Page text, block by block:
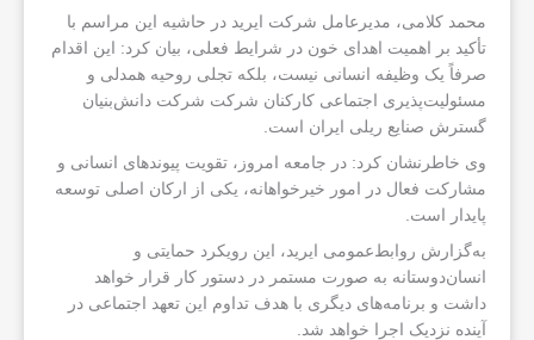
محمد کلامی، مدیرعامل شرکت ایرید در حاشیه این مراسم با
تأکید بر اهمیت اهدای خون در شرایط فعلی، بیان کرد: این اقدام
صرفاً یک وظیفه انسانی نیست، بلکه تجلی روحیه همدلی و
مسئولیت‌پذیری اجتماعی کارکنان شرکت شرکت دانش‌بنیان
گسترش صنایع ریلی ایران است.
وی خاطرنشان کرد: در جامعه امروز، تقویت پیوندهای انسانی و
مشارکت فعال در امور خیرخواهانه، یکی از ارکان اصلی توسعه
پایدار است.
به‌گزارش روابط‌عمومی ایرید، این رویکرد حمایتی و
انسان‌دوستانه به صورت مستمر در دستور کار قرار خواهد
داشت و برنامه‌های دیگری با هدف تداوم این تعهد اجتماعی در
آینده نزدیک اجرا خواهد شد.